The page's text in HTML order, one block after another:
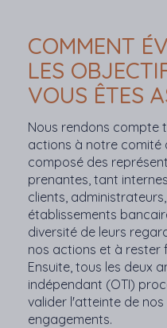
COMMENT
LES
VOUS ÊTES
Nous rendons compte
actions à notre comité
composé des
prenantes, tant
clients,
établissements
diversité de leurs
nos actions et à rester
Ensuite, tous les deux
indépendant (OTI)
valider l'atteinte de
engagements.